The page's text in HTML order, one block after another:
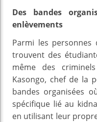
Des bandes
enlèvements
Parmi les personnes
trouvent des
même des
Kasongo, chef de la
bandes organisées
spécifique lié au
en utilisant leur